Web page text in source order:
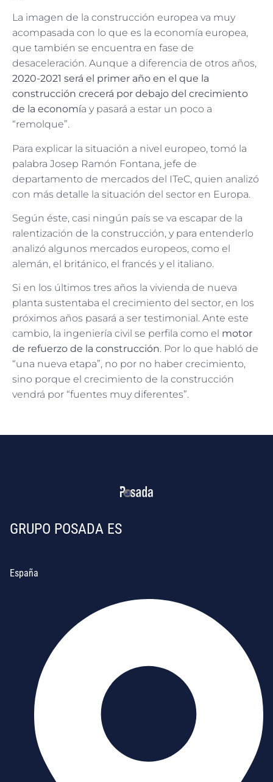
La imagen de la construcción europea va muy
acompasada con lo que es la economía europea,
que también se encuentra en fase de
desaceleración. Aunque a diferencia de otros años,
2020-2021 será el primer año en el que la
construcción crecerá por debajo del crecimiento
de la economía y pasará a estar un poco a
“remolque”.
Para explicar la situación a nivel europeo, tomó la
palabra Josep Ramón Fontana, jefe de
departamento de mercados del ITeC, quien analizó
con más detalle la situación del sector en Europa.
Según éste, casi ningún país se va escapar de la
ralentización de la construcción, y para entenderlo
analizó algunos mercados europeos, como el
alemán, el británico, el francés y el italiano.
Si en los últimos tres años la vivienda de nueva
planta sustentaba el crecimiento del sector, en los
próximos años pasará a ser testimonial. Ante este
cambio, la ingeniería civil se perfila como el motor
de refuerzo de la construcción. Por lo que habló de
“una nueva etapa”, no por no haber crecimiento,
sino porque el crecimiento de la construcción
vendrá por “fuentes muy diferentes”.
GRUPO POSADA ES
España